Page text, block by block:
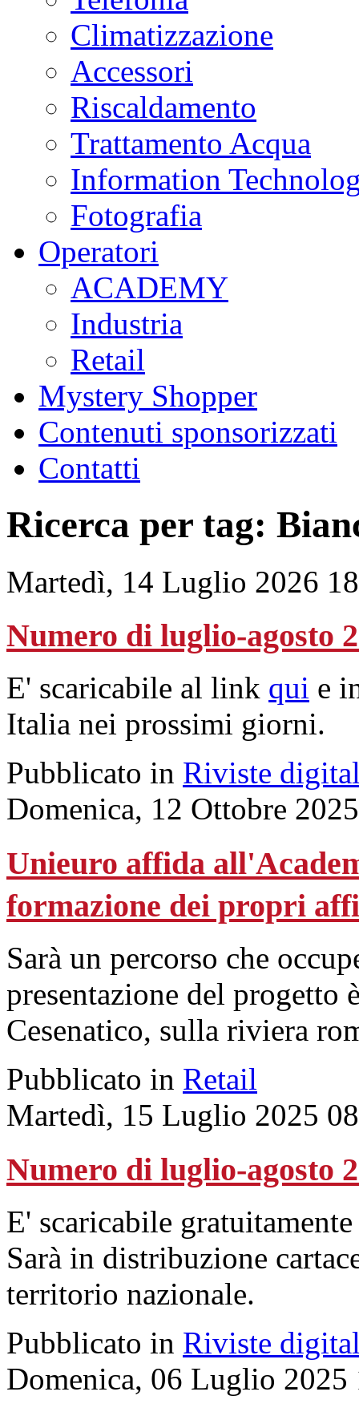
Climatizzazione
Accessori
Riscaldamento
Trattamento Acqua
Information
Fotografia
Operatori
ACADEMY
Industria
Retail
Mystery Shopper
Contenuti sponsorizzati
Contatti
Ricerca per tag:
Martedì, 14 Luglio 2026
Numero di luglio-agosto
E' scaricabile al link qui e
Italia nei prossimi giorni.
Pubblicato in Riviste
Domenica, 12 Ottobre
Unieuro affida
formazione dei propri
Sarà un percorso che
presentazione del progetto
Cesenatico, sulla riviera
Pubblicato in Retail
Martedì, 15 Luglio 2025
Numero di luglio-agosto
E' scaricabile
Sarà in distribuzione
territorio nazionale.
Pubblicato in Riviste
Domenica, 06 Luglio 2025